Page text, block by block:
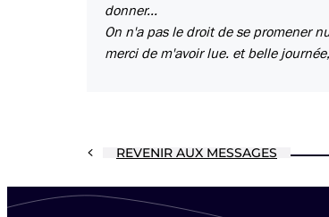
donner...
On n'a pas le droit de se promener
merci de m'avoir lue. et belle journée,
REVENIR AUX MESSAGES